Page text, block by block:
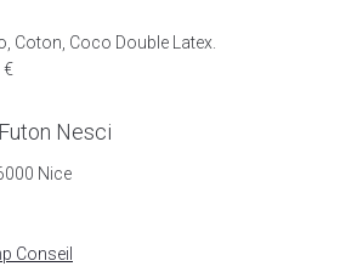
Coton, Coco Double Latex.
€
Nesci
Nice
Conseil